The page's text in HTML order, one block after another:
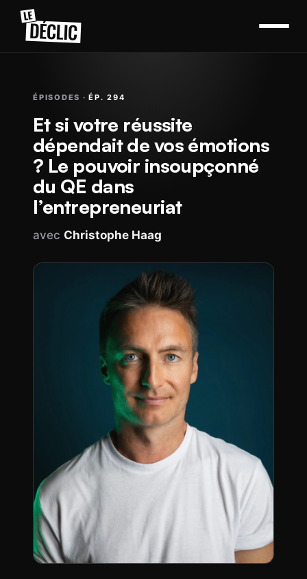
ÉPISODES ·ÉP. 294
Et si votre réussite
dépendait de vos émotions
? Le pouvoir insoupçonné
du QE dans
l’entrepreneuriat
avec Christophe Haag